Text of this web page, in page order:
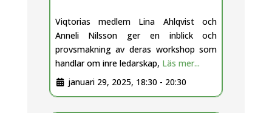
Viqtorias medlem Lina Ahlqvist och
Anneli Nilsson ger en inblick och
provsmakning av deras workshop som
handlar om inre ledarskap, Läs mer...
januari 29, 2025, 18:30 - 20:30